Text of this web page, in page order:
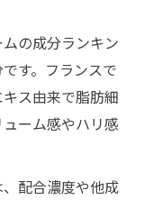
の成分ランキン
す。フランスで
ス由来で脂肪細
ーム感やハリ感
配合濃度や他成